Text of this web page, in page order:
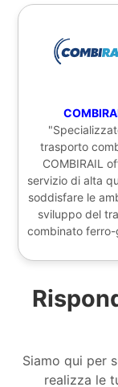
trasporto
COMBIRAIL
servizio di alta
soddisfare le
sviluppo del
combinato ferro-
Siamo qui per
realizza le